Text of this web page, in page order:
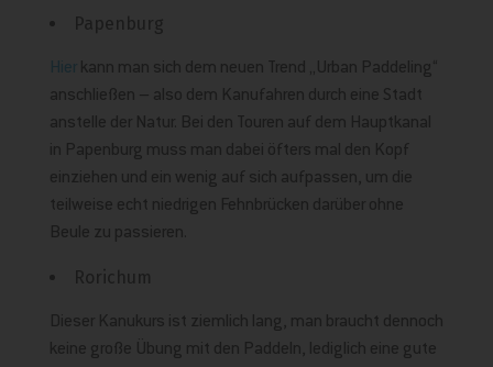
Papenburg
Hier kann man sich dem neuen Trend „Urban Paddeling“
anschließen – also dem Kanufahren durch eine Stadt
anstelle der Natur. Bei den Touren auf dem Hauptkanal
in Papenburg muss man dabei öfters mal den Kopf
einziehen und ein wenig auf sich aufpassen, um die
teilweise echt niedrigen Fehnbrücken darüber ohne
Beule zu passieren.
Rorichum
Dieser Kanukurs ist ziemlich lang, man braucht dennoch
keine große Übung mit den Paddeln, lediglich eine gute